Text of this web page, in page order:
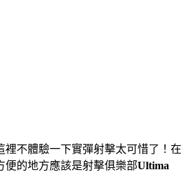
裡不體驗一下實彈射擊太可惜了！在
便的地方應該是射擊俱樂部Ultima